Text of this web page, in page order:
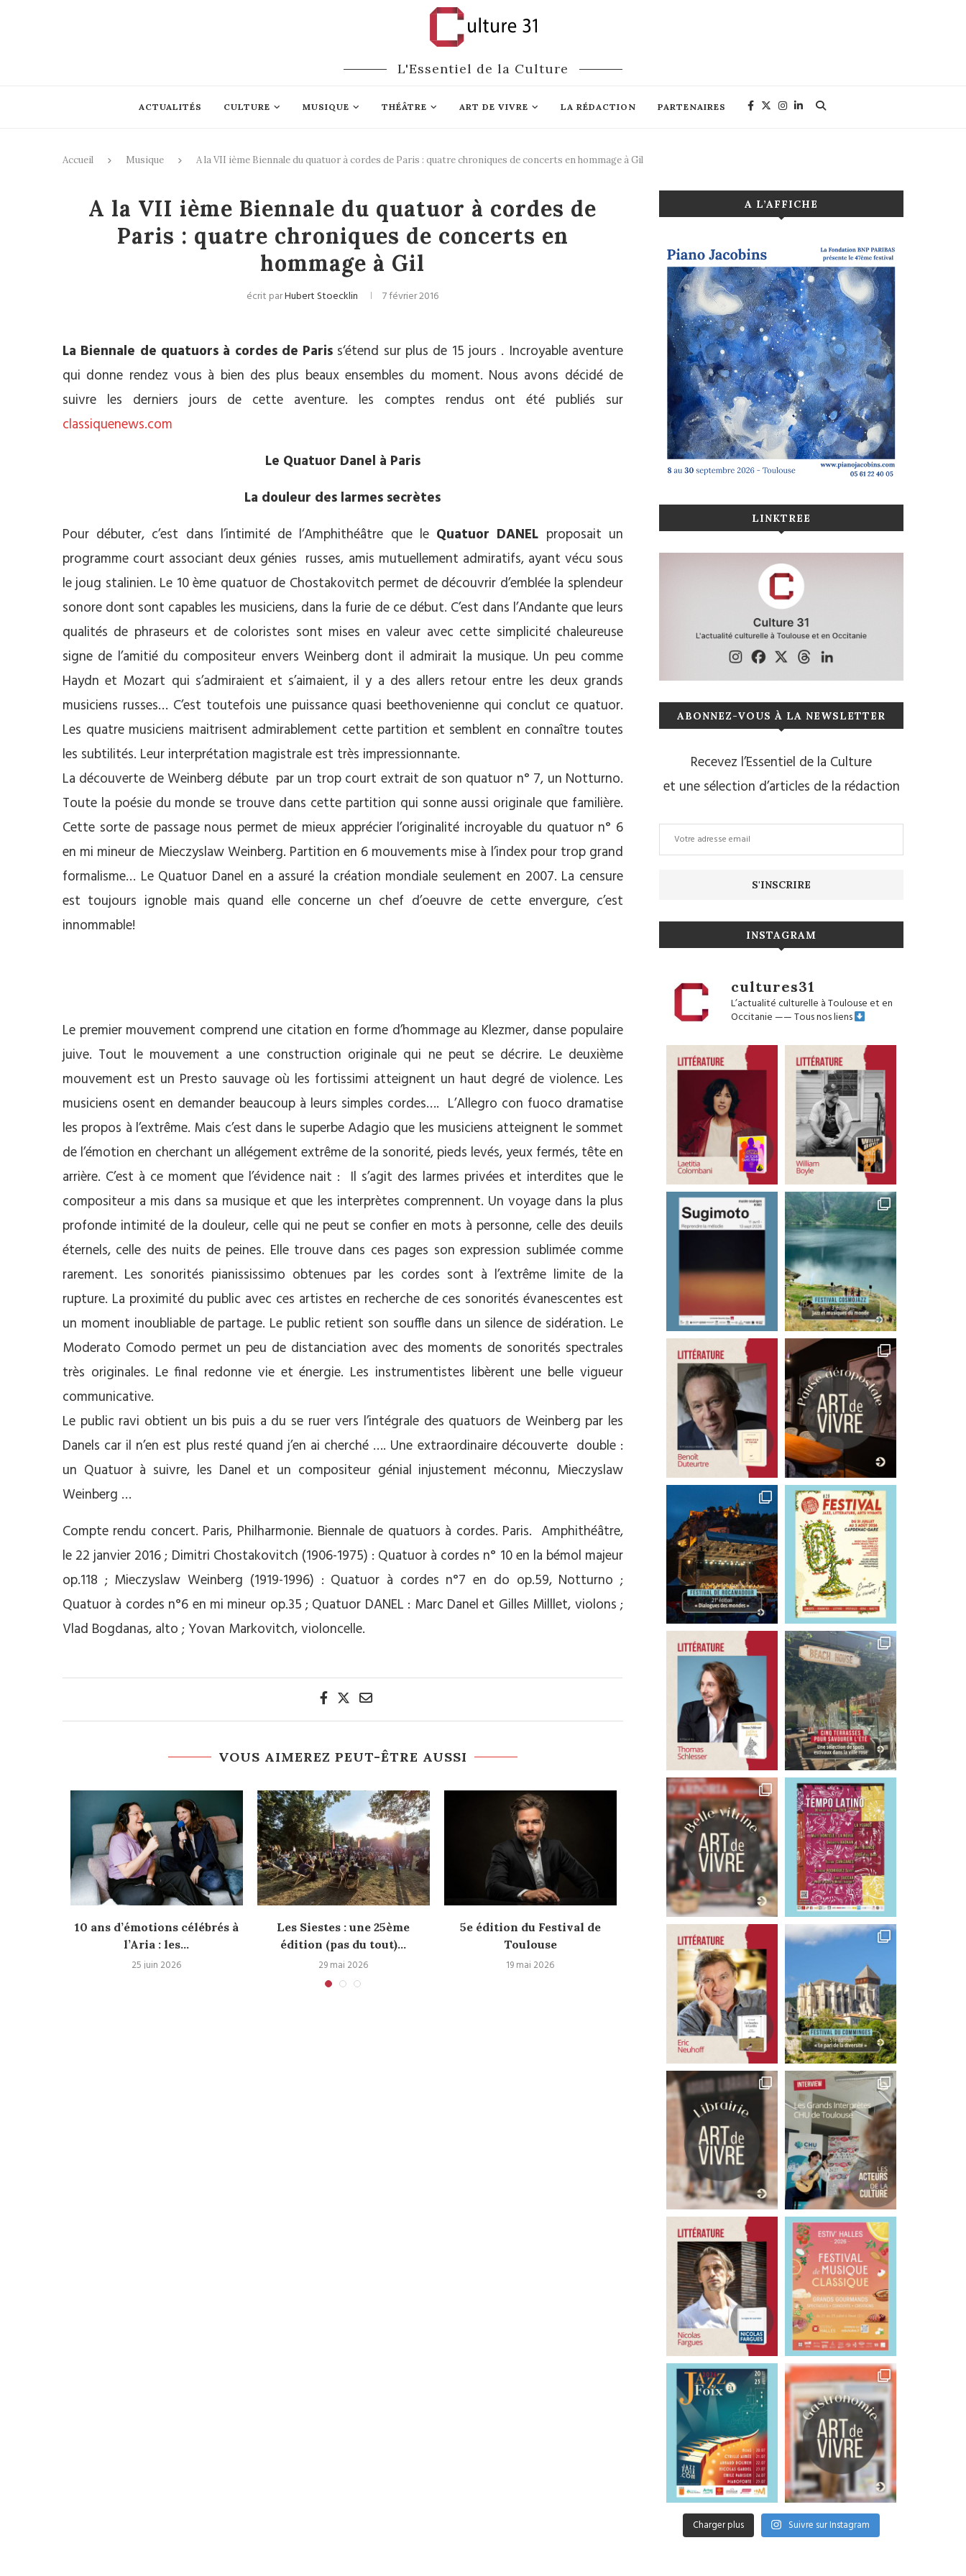
L'Essentiel de la Culture
ACTUALITÉS CULTURE MUSIQUE THÉÂTRE ART DE VIVRE LA RÉDACTION PARTENAIRES
Accueil Musique A la VII ième Biennale du quatuor à cordes de Paris : quatre chroniques de concerts en hommage à Gil
A la VII ième Biennale du quatuor à cordes de
Paris : quatre chroniques de concerts en
hommage à Gil
écrit parHubert Stoecklin 7 février 2016
La Biennale de quatuors à cordes de Paris s‘étend sur plus de 15 jours . Incroyable aventure
qui donne rendez vous à bien des plus beaux ensembles du moment. Nous avons décidé de
suivre les derniers jours de cette aventure. les comptes rendus ont été publiés sur
classiquenews.com
Le Quatuor Danel à Paris
La douleur des larmes secrètes
Pour débuter, c’est dans l’intimité de l‘Amphithéâtre que le Quatuor DANEL proposait un
programme court associant deux génies russes, amis mutuellement admiratifs, ayant vécu sous
le joug stalinien. Le 10 ème quatuor de Chostakovitch permet de découvrir d’emblée la splendeur
sonore dont sont capables les musiciens, dans la furie de ce début. C’est dans l’Andante que leurs
qualités de phraseurs et de coloristes sont mises en valeur avec cette simplicité chaleureuse
signe de l’amitié du compositeur envers Weinberg dont il admirait la musique. Un peu comme
Haydn et Mozart qui s’admiraient et s’aimaient, il y a des allers retour entre les deux grands
musiciens russes… C’est toutefois une puissance quasi beethovenienne qui conclut ce quatuor.
Les quatre musiciens maitrisent admirablement cette partition et semblent en connaître toutes
les subtilités. Leur interprétation magistrale est très impressionnante.
La découverte de Weinberg débute par un trop court extrait de son quatuor n° 7, un Notturno.
Toute la poésie du monde se trouve dans cette partition qui sonne aussi originale que familière.
Cette sorte de passage nous permet de mieux apprécier l’originalité incroyable du quatuor n° 6
en mi mineur de Mieczyslaw Weinberg. Partition en 6 mouvements mise à l’index pour trop grand
formalisme… Le Quatuor Danel en a assuré la création mondiale seulement en 2007. La censure
est toujours ignoble mais quand elle concerne un chef d’oeuvre de cette envergure, c’est
innommable!
Le premier mouvement comprend une citation en forme d’hommage au Klezmer, danse populaire
juive. Tout le mouvement a une construction originale qui ne peut se décrire. Le deuxième
mouvement est un Presto sauvage où les fortissimi atteignent un haut degré de violence. Les
musiciens osent en demander beaucoup à leurs simples cordes…. L’Allegro con fuoco dramatise
les propos à l’extrême. Mais c’est dans le superbe Adagio que les musiciens atteignent le sommet
de l’émotion en cherchant un allégement extrême de la sonorité, pieds levés, yeux fermés, tête en
arrière. C’est à ce moment que l’évidence nait : Il s’agit des larmes privées et interdites que le
compositeur a mis dans sa musique et que les interprètes comprennent. Un voyage dans la plus
profonde intimité de la douleur, celle qui ne peut se confier en mots à personne, celle des deuils
éternels, celle des nuits de peines. Elle trouve dans ces pages son expression sublimée comme
rarement. Les sonorités pianississimo obtenues par les cordes sont à l’extrême limite de la
rupture. La proximité du public avec ces artistes en recherche de ces sonorités évanescentes est
un moment inoubliable de partage. Le public retient son souffle dans un silence de sidération. Le
Moderato Comodo permet un peu de distanciation avec des moments de sonorités spectrales
très originales. Le final redonne vie et énergie. Les instrumentistes libèrent une belle vigueur
communicative.
Le public ravi obtient un bis puis a du se ruer vers l’intégrale des quatuors de Weinberg par les
Danels car il n’en est plus resté quand j’en ai cherché …. Une extraordinaire découverte double :
un Quatuor à suivre, les Danel et un compositeur génial injustement méconnu, Mieczyslaw
Weinberg …
Compte rendu concert. Paris, Philharmonie. Biennale de quatuors à cordes. Paris. Amphithéâtre,
le 22 janvier 2016 ; Dimitri Chostakovitch (1906-1975) : Quatuor à cordes n° 10 en la bémol majeur
op.118 ; Mieczyslaw Weinberg (1919-1996) : Quatuor à cordes n°7 en do op.59, Notturno ;
Quatuor à cordes n°6 en mi mineur op.35 ; Quatuor DANEL : Marc Danel et Gilles Milllet, violons ;
Vlad Bogdanas, alto ; Yovan Markovitch, violoncelle.
VOUS AIMEREZ PEUT-ÊTRE AUSSI
10 ans d’émotions célébrés à
l’Aria : les...
25 juin 2026
Les Siestes : une 25ème
édition (pas du tout)...
29 mai 2026
5e édition du Festival de
Toulouse
19 mai 2026
Hans Zimmer, du cinéma à la
scène
6 mai 2026
Kazokoo : un an après,
cuisine s’impose...
A L’AFFICHE
LINKTREE
ABONNEZ-VOUS À LA NEWSLETTER
Recevez l’Essentiel de la Culture
et une sélection d’articles de la rédaction
INSTAGRAM
cultures31
L’actualité culturelle à Toulouse et en
Occitanie——Tous nos liens
Charger plus Suivre sur Instagram